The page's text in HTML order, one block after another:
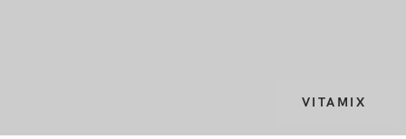
VITAMIX